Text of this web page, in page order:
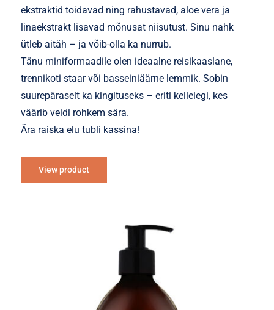
ekstraktid toidavad ning rahustavad, aloe vera ja
linaekstrakt lisavad mõnusat niisutust. Sinu nahk
ütleb aitäh – ja võib-olla ka nurrub.
Tänu miniformaadile olen ideaalne reisikaaslane,
trennikoti staar või basseiniäärne lemmik. Sobin
suurepäraselt ka kingituseks – eriti kellelegi, kes
väärib veidi rohkem sära.
Ära raiska elu tubli kassina!
View product